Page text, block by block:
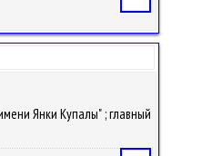
Янки Купалы" ; главный